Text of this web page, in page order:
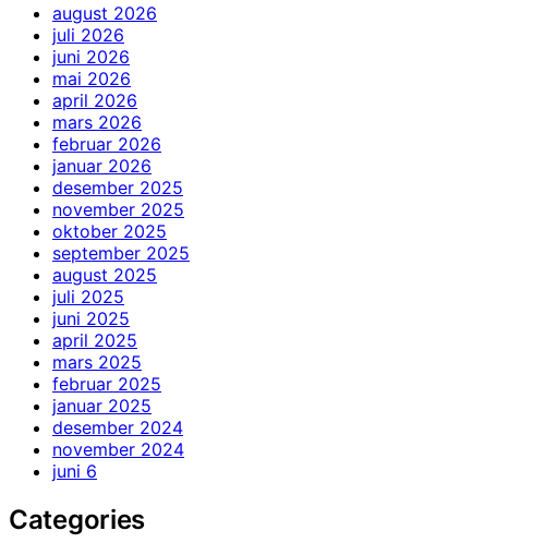
august 2026
juli 2026
juni 2026
mai 2026
april 2026
mars 2026
februar 2026
januar 2026
desember 2025
november 2025
oktober 2025
september 2025
august 2025
juli 2025
juni 2025
april 2025
mars 2025
februar 2025
januar 2025
desember 2024
november 2024
juni 6
Categories